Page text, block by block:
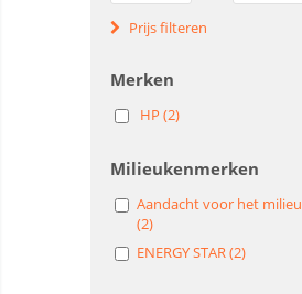
Prijs filteren
Merken
HP (2)
Milieukenmerken
Aandacht voor het milieu
(2)
ENERGY STAR (2)